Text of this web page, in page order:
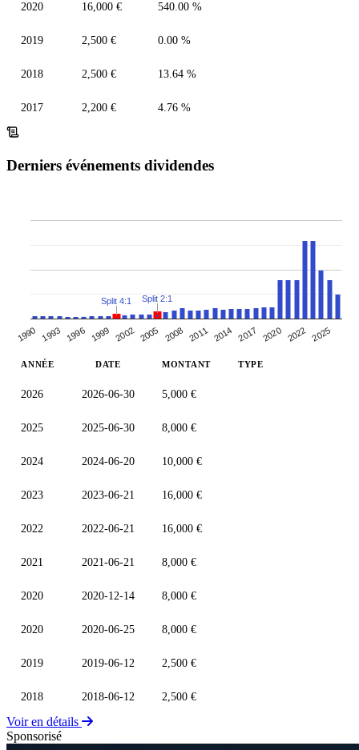
2020 16,000 € 540.00 %
2019 2,500 € 0.00 %
2018 2,500 € 13.64 %
2017 2,200 € 4.76 %
Derniers événements dividendes
1990 1993 1996 1999 2002 2005 2008 2011 2014 2017 2020 2022 2025
Split 4:1 Split 2:1
ANNÉE DATE MONTANT TYPE
2026 2026-06-30 5,000 €
2025 2025-06-30 8,000 €
2024 2024-06-20 10,000 €
2023 2023-06-21 16,000 €
2022 2022-06-21 16,000 €
2021 2021-06-21 8,000 €
2020 2020-12-14 8,000 €
2020 2020-06-25 8,000 €
2019 2019-06-12 2,500 €
2018 2018-06-12 2,500 €
Voir en détails
Sponsorisé